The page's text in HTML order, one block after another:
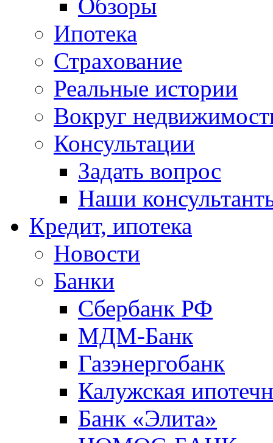
Обзоры
Ипотека
Страхование
Реальные истории
Вокруг
Консультации
Задать вопрос
Наши
Кредит, ипотека
Новости
Банки
Сбербанк РФ
МДМ-Банк
Газэнергобанк
Калужская
Банк «Элита»